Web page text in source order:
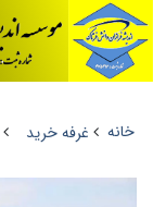
خانه غرفه خرید